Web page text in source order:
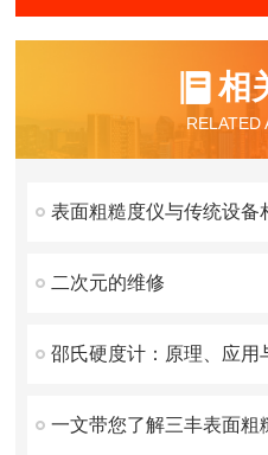
相
RELATED
表面粗糙度仪与传统设备
二次元的维修
邵氏硬度计：原理、应用
一文带您了解三丰表面粗